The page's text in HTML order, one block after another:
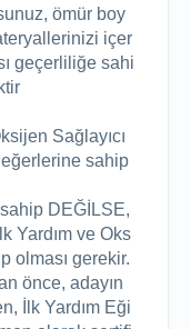
ömür boy
içer
geçerliliğe sahi
Sağlayıcı
sahip
DEĞİLSE,
Yardım ve Oks
olması gerekir.
önce, adayın
İlk Yardım Eği